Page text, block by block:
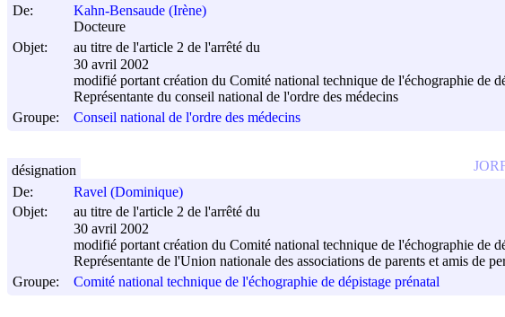
De:
Kahn-Bensaude (Irène)
Docteure
Objet:
au titre de l'article 2 de l'arrêté du
30 avril 2002
modifié portant création du Comité national technique de l'échographie de
Représentante du conseil national de l'ordre des médecins
Groupe:
Conseil national de l'ordre des médecins
De:
Ravel (Dominique)
Objet:
au titre de l'article 2 de l'arrêté du
30 avril 2002
modifié portant création du Comité national technique de l'échographie de
Représentante de l'Union nationale des associations de parents et amis de
Groupe:
Comité national technique de l'échographie de dépistage prénatal
désignation